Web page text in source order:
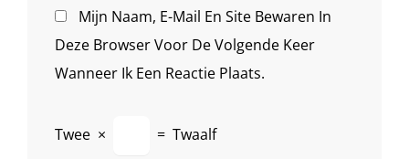
Mijn Naam, E-Mail En Site Bewaren In
Deze Browser Voor De Volgende Keer
Wanneer Ik Een Reactie Plaats.
Twee × = Twaalf